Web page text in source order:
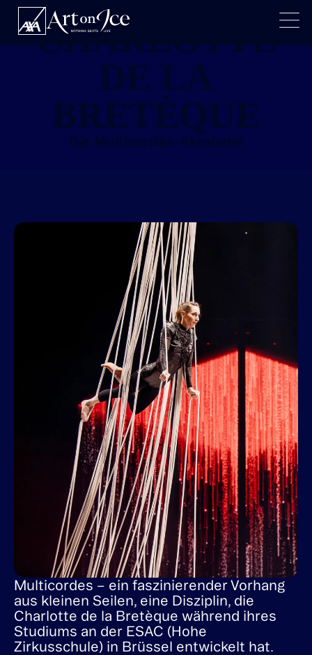
CHARLOTTE
DE LA
BRETÈQUE
Die Multicordes-Akrobatin
Multicordes – ein faszinierender Vorhang
aus kleinen Seilen, eine Disziplin, die
Charlotte de la Bretèque während ihres
Studiums an der ESAC (Hohe
Zirkusschule) in Brüssel entwickelt hat.